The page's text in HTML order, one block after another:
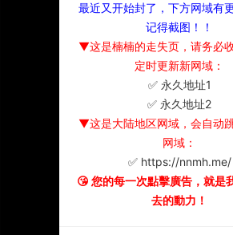
最近又开始封了，下方网域有
记得截图！！
▼这是楠楠的走失页，请务必
定时更新新网域：
✅ 永久地址1
✅ 永久地址2
▼这是大陆地区网域，会自动
网域：
✅ https://nnmh.me/
😘 您的每一次點擊廣告，就是
去的動力！